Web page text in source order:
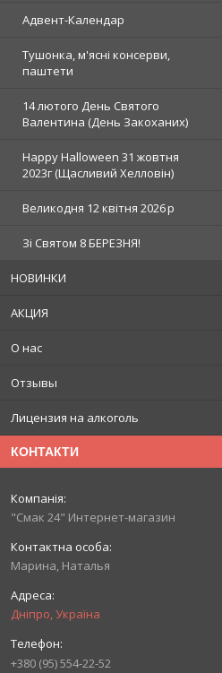
Адвент-Календар
Тушонка, м'ясні консерви,
паштети
14 лютого День Святого
Валентина (День Закоханих)
Happy Halloween 31 жовтня
2023г (Щасливий Хелловін)
Великодня 12 квітня 2026 р
Зi Святом 8 БЕРЕЗНЯ!
НОВИНКИ
АКЦИЯ
О нас
Отзывы
Лицензия на алкоголь
КОНТАКТИ
"Смак 24" Интернет-магазин
Марина, Наталья
Дніпро, Україна
+380 (95) 554-22-52